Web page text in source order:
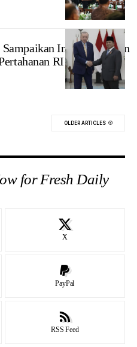
Indonesia Ingin
RI dan Turki
OLDER ARTICLES
for Fresh Daily
X
PayPal
RSS Feed